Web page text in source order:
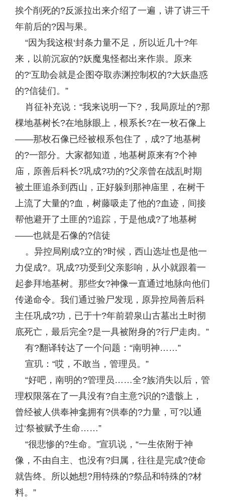
挨个削死的?反派拉出来介绍了一遍，讲了讲三千
年前后的?因与果。
“因为我这根‘封条力量不足，所以近几十?年
来，以前沉寂的?妖魔鬼怪都出来作祟。原来
的?‘互助会就是企图夺取赤渊控制权的?大妖蛊惑
的?信徒们。”
肖征补充说：“我来说明一下?，我局原址的?那
棵地基树长?在地脉眼上，根系长?在一枚石像上
——那枚石像已经被根系包住了，成?了地基树
的?一部分。大家都知道，地基树原来有?个神
庙，原善后科长?巩成?功的?父亲曾在战乱时期
被土匪追杀到西山，正好躲到那神庙里，在树干
上流了大量的?血，树藤吸走了他的?血迹，间接
帮他避开了土匪的?追踪，于是他成?了地基树
——也就是石像的?信徒
。异控局刚成?立的?时候，西山选址也是他一
力促成?。巩成?功受到父亲影响，从小就跟着一
起参拜地基树。那些女?神像一直通过地脉向他们
传递命令。我们通过验尸发现，原异控局善后科
主任巩成?功，已于十?年前碧泉山古墓出土时彻
底死亡，最后完全?是一具被附身的?行尸走肉。”
有?翻译转达了一个问题：“南明神……”
宣玑：“哎，不敢当，管理员。”
“好吧，南明的?管理员……全?族消失以后，管
理权限落在了一具没有?自主意?识的?遗骸上，
曾经被人供奉神龛拥有?供奉的?力量，可?以通
过‘祭被赋予生命……”
“很悲惨的?生命。”宣玑说，“一生依附于神
像，不由自主、也没有?归属，往往是完成?使命
就告终。所以她想?用特殊的?祭品和特殊的?材
料。”